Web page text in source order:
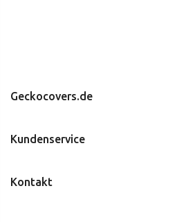
Geckocovers.de
Kundenservice
Kontakt